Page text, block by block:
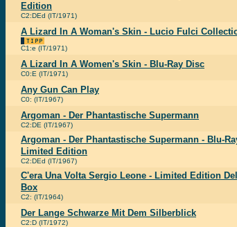
Edition
C2:DEd (IT/1971)
A Lizard In A Woman's Skin - Lucio Fulci
C1:e (IT/1971)
A Lizard In A Women's Skin - Blu-Ray Disc
C0:E (IT/1971)
Any Gun Can Play
C0: (IT/1967)
Argoman - Der Phantastische Supermann
C2:DE (IT/1967)
Argoman - Der Phantastische Supermann - Blu-
Limited Edition
C2:DEd (IT/1967)
C'era Una Volta Sergio Leone - Limited Edition
Box
C2: (IT/1964)
Der Lange Schwarze Mit Dem Silberblick
C2:D (IT/1972)